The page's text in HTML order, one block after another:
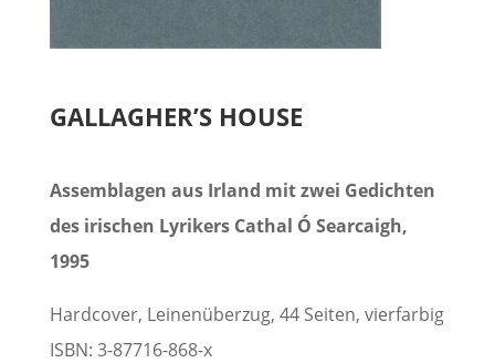
GALLAGHER’S HOUSE
Assemblagen aus Irland mit zwei Gedichten
des irischen Lyrikers Cathal Ó Searcaigh,
1995
Hardcover, Leinenüberzug, 44 Seiten, vierfarbig
ISBN: 3-87716-868-x